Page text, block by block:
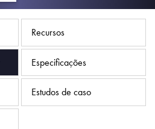
Recursos
Especificações
Estudos de caso
Notícias
Carreiras
Sobre